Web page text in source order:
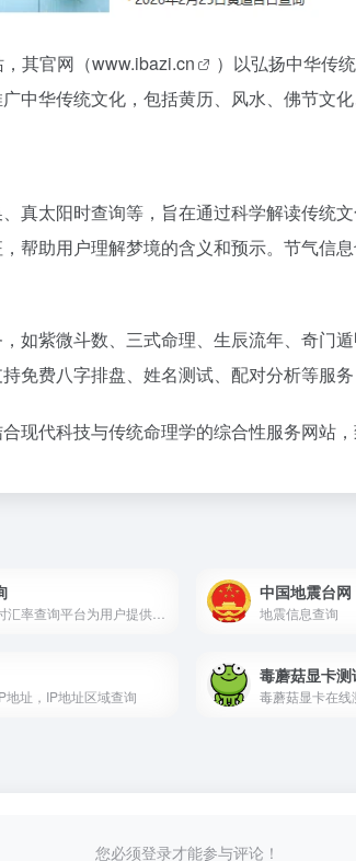
其官网（www.ibazi.cn
）以弘扬中华传
中华传统文化，包括黄历、风水、佛节文
真太阳时查询等，旨在通过科学解读传统
帮助用户理解梦境的含义和预示。节气信
如紫微斗数、三式命理、生辰流年、奇门
费八字排盘、姓名测试、配对分析等服
代科技与传统命理学的综合性服务网站
中国地震台网
地震信息查询
地址，IP地址区域查询
毒蘑菇显卡测
您必须登录才能参与评论！